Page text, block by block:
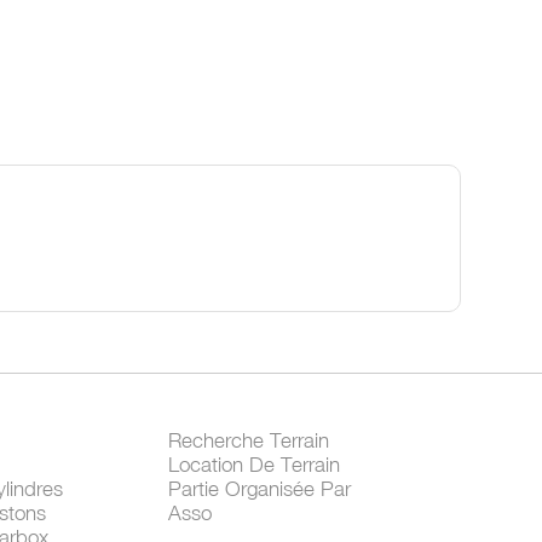
Recherche Terrain
Location De Terrain
Partie Organisée Par
Asso